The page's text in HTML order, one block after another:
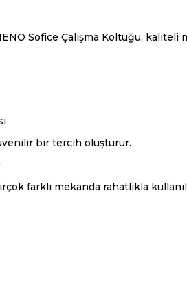
Sofice Çalışma Koltuğu, kaliteli
bir tercih oluşturur.
farklı mekanda rahatlıkla